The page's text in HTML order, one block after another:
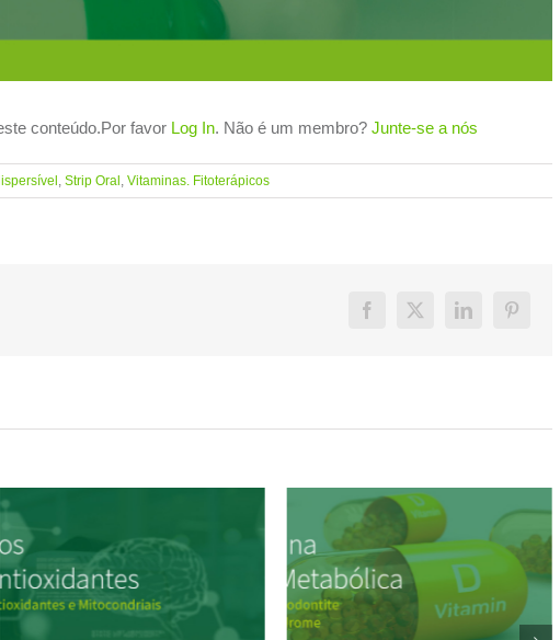
conteúdo.Por favor Log In. Não é um membro? Junte-se a nós
, Strip Oral , Vitaminas. Fitoterápicos
Facebook
X LinkedInPinterest